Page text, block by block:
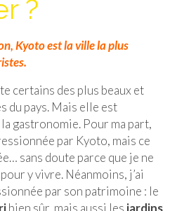
?
Kyoto est la ville la plus
certains des plus beaux et
du pays. Mais elle est
gastronomie. Pour ma part,
par Kyoto, mais ce
sans doute parce que je ne
y vivre. Néanmoins, j’ai
par son patrimoine : le
bien sûr, mais aussi les jardins